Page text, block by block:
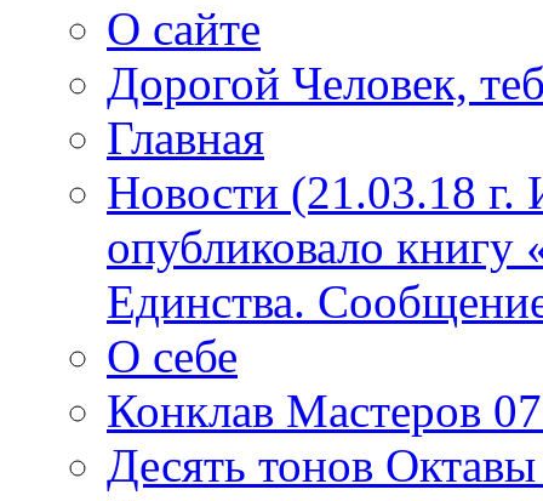
О сайте
Дорогой Человек,
Главная
Новости (21.03.18 г.
опубликовало книгу
Единства.
О себе
Конклав Мастеров
Десять тонов